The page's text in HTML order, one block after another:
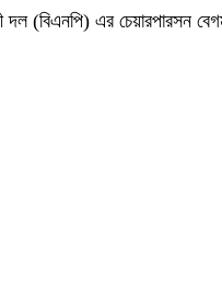
দল (বিএনপি) এর চেয়ারপারসন